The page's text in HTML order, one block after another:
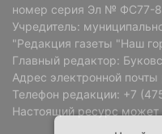
номер серия Эл № ФС77-
Учредитель:
"Редакция газеты "Наш
Главный редактор:
Адрес электронной почты
Телефон редакции: +7
Настоящий ресурс